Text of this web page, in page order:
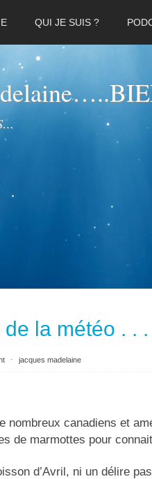
QUI JE SUIS ?
la météo . . .
⋅ jacques madelaine
nombreux canadiens et
de marmottes pour
d’Avril, ni un délire